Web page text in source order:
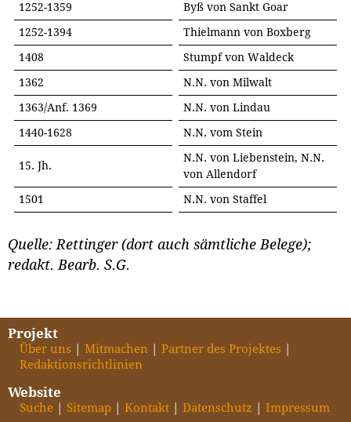
1252-1359
Byß von Sankt Goar
1252-1394
Thielmann von Boxberg
1408
Stumpf von Waldeck
1362
N.N. von Milwalt
1363/Anf. 1369
N.N. von Lindau
1440-1628
N.N. vom Stein
15. Jh.
N.N. von Liebenstein, N.N.
von Allendorf
1501
N.N. von Staffel
Quelle: Rettinger (dort auch sämtliche Belege);
redakt. Bearb. S.G.
Projekt
Über uns Mitmachen
Partner des Projektes
Redaktionsrichtlinien
Website
Suche Sitemap Kontakt Datenschutz Impressum